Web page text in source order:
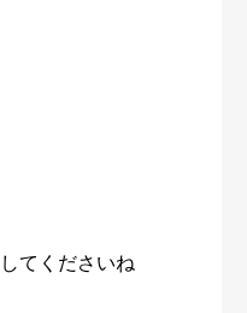
てくださいね